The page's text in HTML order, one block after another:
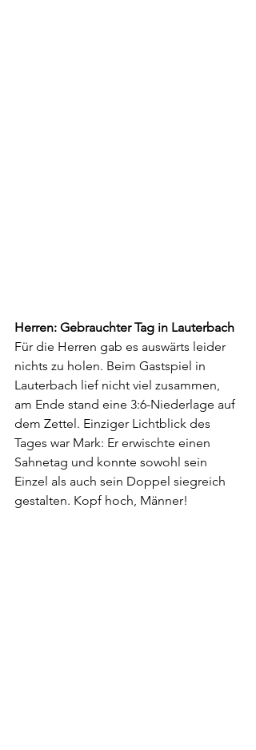
Herren: Gebrauchter Tag in Lauterbach
Für die Herren gab es auswärts leider
nichts zu holen. Beim Gastspiel in
Lauterbach lief nicht viel zusammen,
am Ende stand eine 3:6-Niederlage auf
dem Zettel. Einziger Lichtblick des
Tages war Mark: Er erwischte einen
Sahnetag und konnte sowohl sein
Einzel als auch sein Doppel siegreich
gestalten. Kopf hoch, Männer!